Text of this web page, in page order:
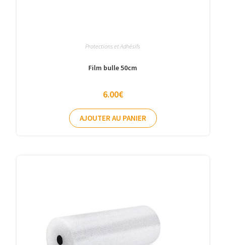
Protections et Adhésifs
Film bulle 50cm
6.00€
AJOUTER AU PANIER